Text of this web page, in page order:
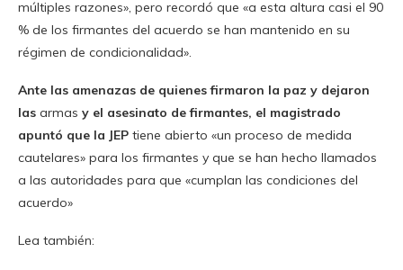
múltiples razones», pero recordó que «a esta altura casi el 90
% de los firmantes del acuerdo se han mantenido en su
régimen de condicionalidad».
Ante las amenazas de quienes firmaron la paz y dejaron
las armas y el asesinato de firmantes, el magistrado
apuntó que la JEP tiene abierto «un proceso de medida
cautelares» para los firmantes y que se han hecho llamados
a las autoridades para que «cumplan las condiciones del
acuerdo»
Lea también: